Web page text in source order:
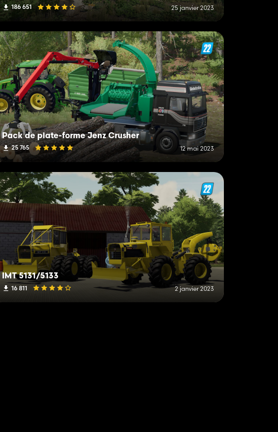
186 651 25 janvier 2023
Pack de plate-forme Jenz Crusher
25 765 12 mai 2023
IMT 5131/5133
16 811 2 janvier 2023